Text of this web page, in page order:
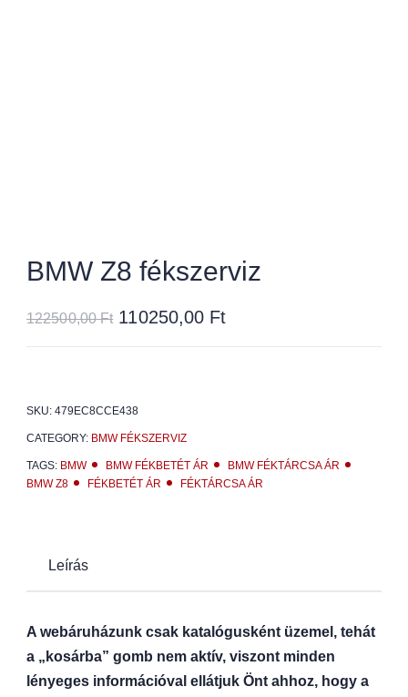
BMW Z8 fékszerviz
122500,00Ft 110250,00 Ft
SKU: 479EC8CCE438
CATEGORY: BMW FÉKSZERVIZ
TAGS: BMW BMW FÉKBETÉT ÁR
BMW FÉKTÁRCSA ÁR
BMW Z8
FÉKBETÉT ÁR FÉKTÁRCSA ÁR
Leírás
A webáruházunk csak katalógusként üzemel, tehát
a „kosárba” gomb nem aktív, viszont minden
lényeges információval ellátjuk Önt ahhoz, hogy a